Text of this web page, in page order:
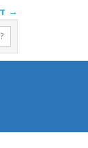
→